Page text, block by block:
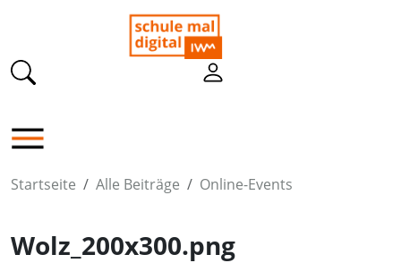
Startseite Alle Beiträge Online-Events
Wolz_200x300.png